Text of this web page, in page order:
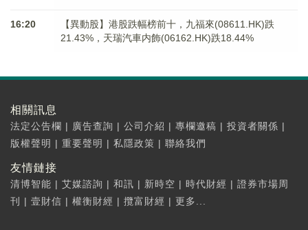
16:20
【異動股】港股跌幅榜前十，九福來(08611.HK)跌
21.43%，天瑞汽車内飾(06162.HK)跌18.44%
相關訊息
法定公告欄 | 廣告查詢 | 公司介紹 | 專欄邀稿 | 投資者關係 |
版權聲明 | 重要聲明 | 私隱政策 | 聯絡我們
友情鏈接
清博智能 | 艾媒諮詢 | 和訊 | 新時空 | 時代財經 | 證券市場周
刊
| 壹財信 | 權衡財經 | 攬富財經 | 更多...